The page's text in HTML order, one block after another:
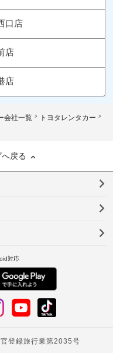
口店
店
店
会社一覧
トヨタレンタカー
戻る